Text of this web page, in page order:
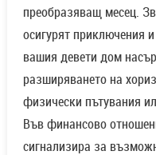
преобразяващ месец.
осигурят приключения
вашия девети дом
разширяването на
физически пътувания
Във финансово
сигнализира за